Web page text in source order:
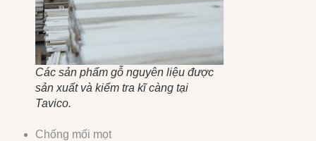
Các sản phẩm gỗ nguyên liệu được
sản xuất và kiểm tra kĩ càng tại
Tavico.
Chống mối mọt